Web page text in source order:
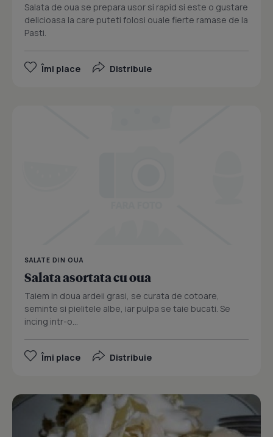
Salata de oua se prepara usor si rapid si este o gustare
delicioasa la care puteti folosi ouale fierte ramase de la
Pasti.
Îmi place Distribuie
SALATE DIN OUA
Salata asortata cu oua
Taiem in doua ardeii grasi, se curata de cotoare,
seminte si pielitele albe, iar pulpa se taie bucati. Se
incing intr-o...
Îmi place Distribuie